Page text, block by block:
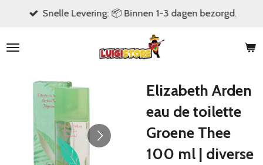
naar
hoofdinhoud
Snelle Levering: 📦 Binnen 1-3 dagen bezorgd.
Elizabeth Arden
eau de toilette
Groene Thee
100 ml | diverse